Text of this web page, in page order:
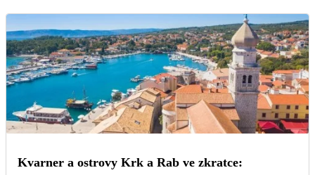
Kvarner a ostrovy Krk a Rab ve zkratce: